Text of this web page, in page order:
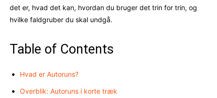
det er, hvad det kan, hvordan du bruger det trin for trin, og
hvilke faldgruber du skal undgå.
Table of Contents
Hvad er Autoruns?
Overblik: Autoruns i korte træk